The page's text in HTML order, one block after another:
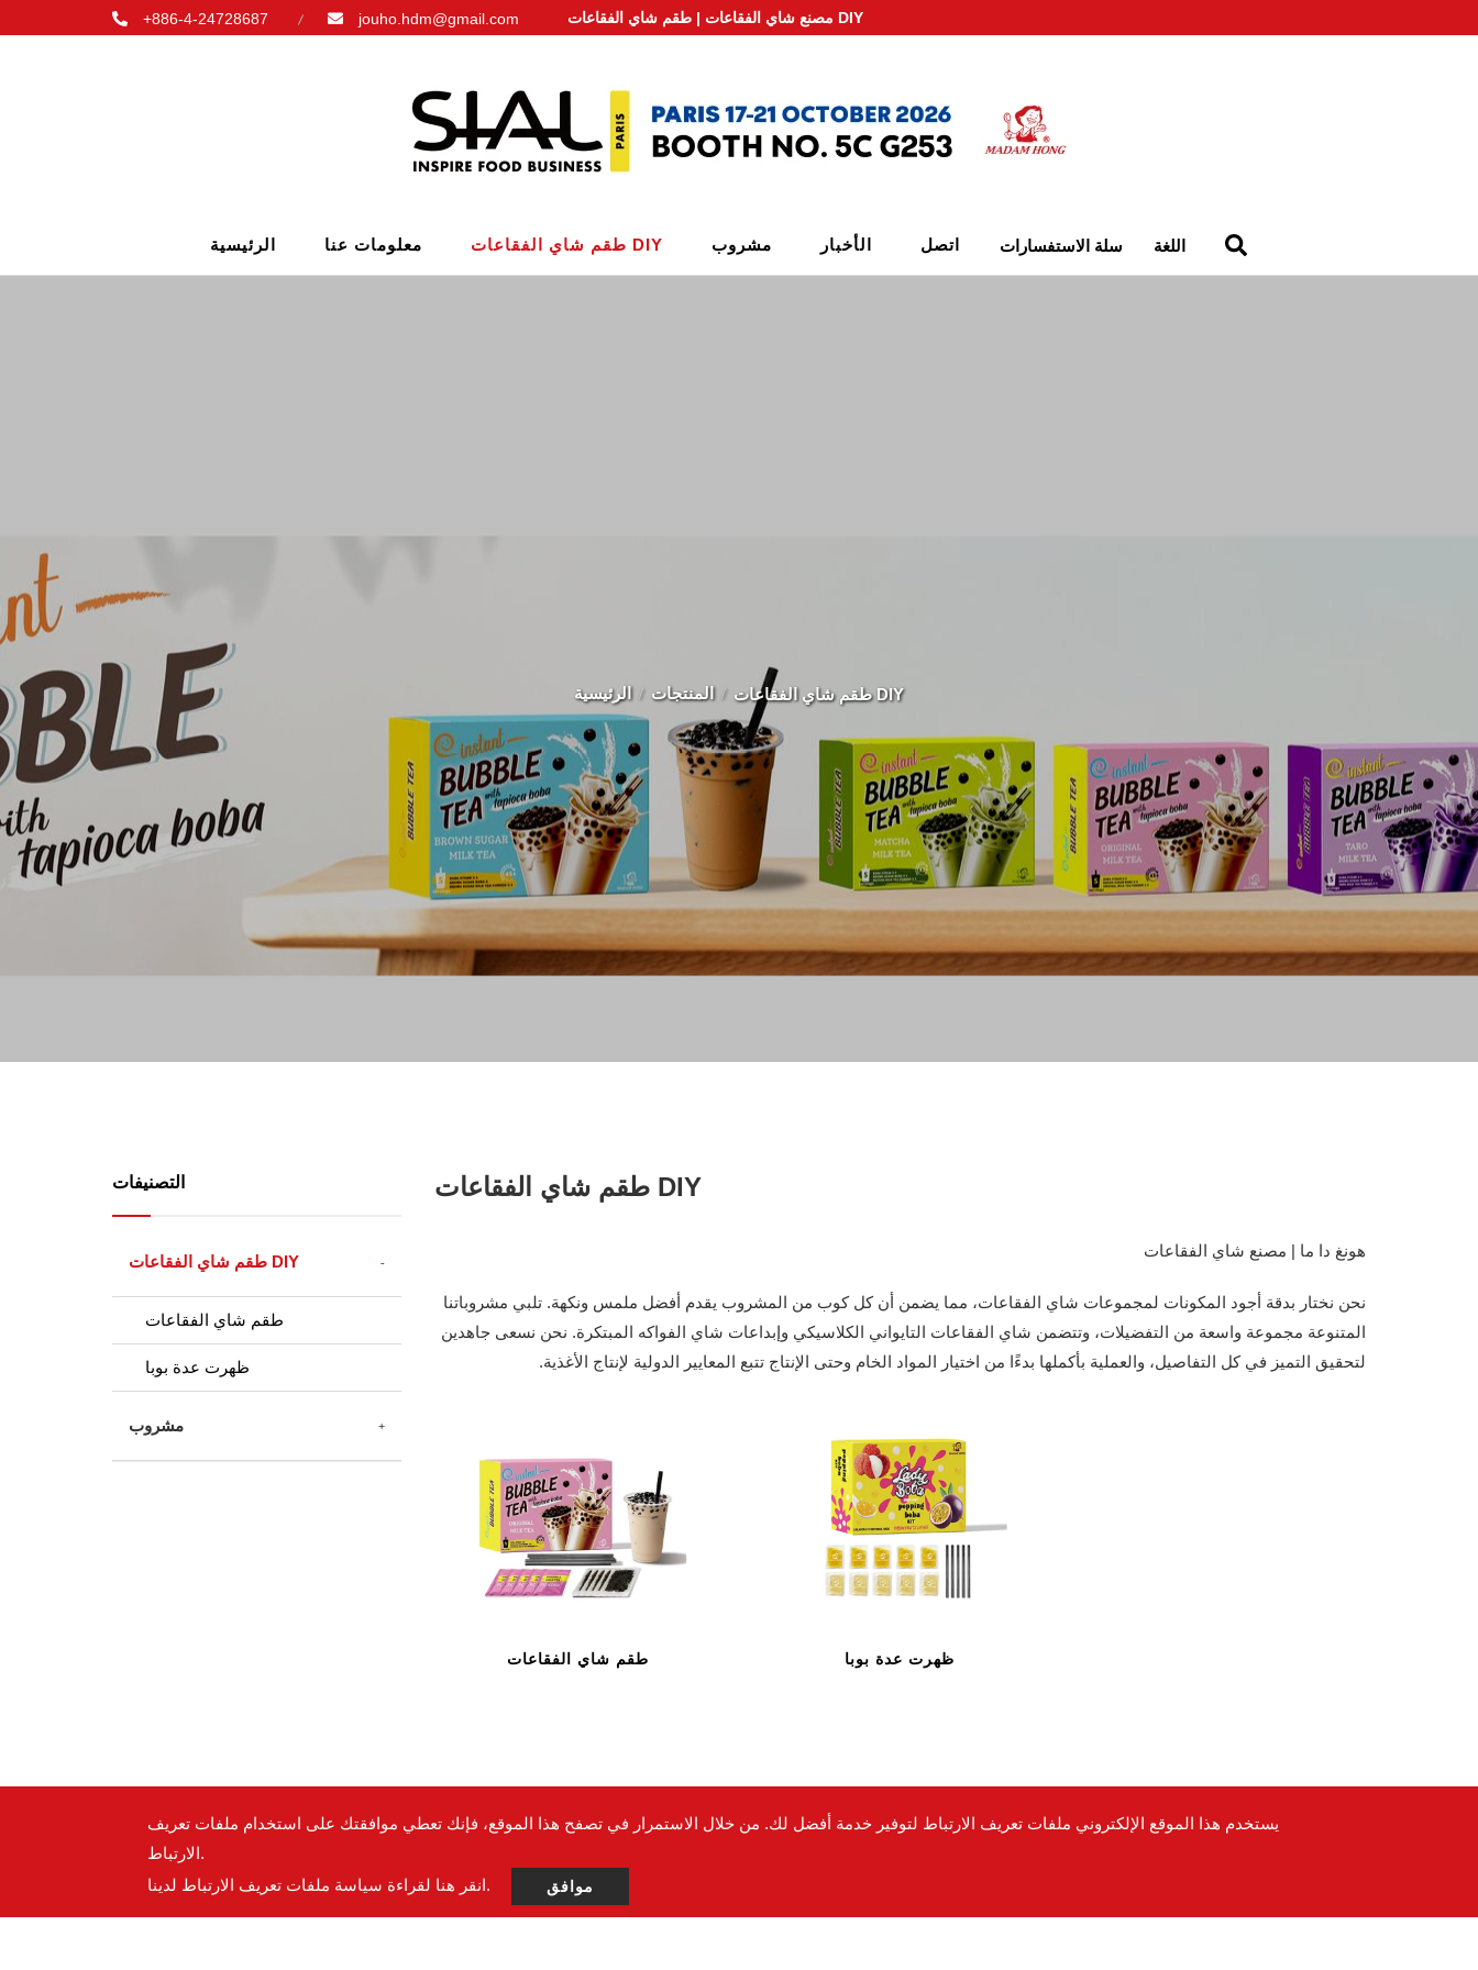
+886-4-24728687 jouho.hdm@gmail.com مصنع شاي الفقاعات | طقم شاي الفقاعات DIY
الرئيسية معلومات عنا طقم شاي الفقاعات DIY مشروب الأخبار اتصل سلة الاستفسارات اللغة
الرئيسية المنتجات طقم شاي الفقاعات DIY
التصنيفات
طقم شاي الفقاعات DIY
طقم شاي الفقاعات
ظهرت عدة بوبا
مشروب
طقم شاي الفقاعات DIY
هونغ دا ما | مصنع شاي الفقاعات
نحن نختار بدقة أجود المكونات لمجموعات شاي الفقاعات، مما يضمن أن كل كوب من المشروب يقدم أفضل ملمس ونكهة. تلبي مشروباتنا
المتنوعة مجموعة واسعة من التفضيلات، وتتضمن شاي الفقاعات التايواني الكلاسيكي وإبداعات شاي الفواكه المبتكرة. نحن نسعى جاهدين
لتحقيق التميز في كل التفاصيل، والعملية بأكملها بدءًا من اختيار المواد الخام وحتى الإنتاج تتبع المعايير الدولية لإنتاج الأغذية.
طقم شاي الفقاعات ظهرت عدة بوبا
Copyright © 2022-2026 Hong Da Ma Food Co., LTD. All
يستخدم هذا الموقع الإلكتروني ملفات تعريف الارتباط لتوفير خدمة أفضل لك. من خلال الاستمرار في تصفح هذا الموقع، فإنك تعطي موافقتك على استخدام ملفات تعريف
الارتباط.
انقر هنا لقراءة سياسة ملفات تعريف الارتباط لدينا.
موافق